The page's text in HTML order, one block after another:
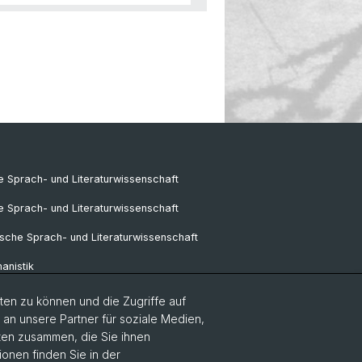
Sprach- und Literaturwissenschaft
Sprach- und Literaturwissenschaft
Sprach- und Literaturwissenschaft
Studien
zu können und die Zugriffe auf
unsere Partner für soziale Medien,
zusammen, die Sie ihnen
finden Sie in der